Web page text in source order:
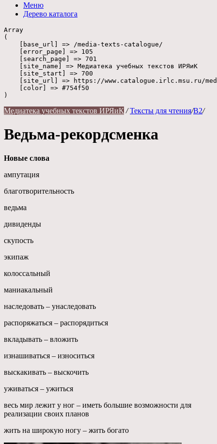
Меню
Дерево каталога
Array
(
    [base_url] => /media-texts-catalogue/
    [error_page] => 105
    [search_page] => 701
    [site_name] => Медиатека учебных текстов ИРЯиК
    [site_start] => 700
[site_url] => https://www.catalogue.irlc.msu.ru/
    [color] => #754f50
Медиатека учебных текстов ИРЯиК / Тексты для чтения/B2/
Ведьма-рекордсменка
Новые слова
ампутация
благотворительность
ведьма
дивиденды
скупость
экипаж
колоссальный
маниакальный
наследовать – унаследовать
распоряжаться – распорядиться
вкладывать – вложить
изнашиваться – износиться
выскакивать – выскочить
уживаться – ужиться
весь мир лежит у ног – иметь большие возможности для
реализации своих планов
жить на широкую ногу – жить богато